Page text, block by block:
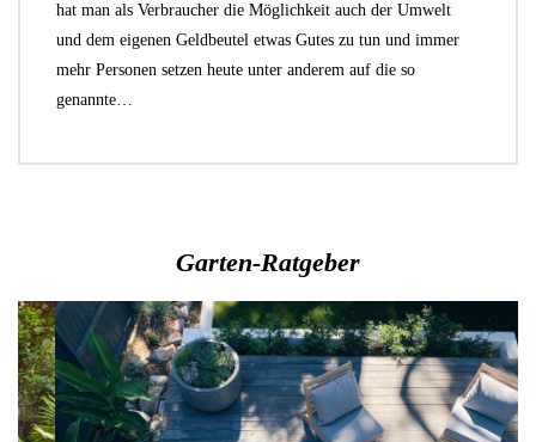
hat man als Verbraucher die Möglichkeit auch der Umwelt
und dem eigenen Geldbeutel etwas Gutes zu tun und immer
mehr Personen setzen heute unter anderem auf die so
genannte…
Garten-Ratgeber